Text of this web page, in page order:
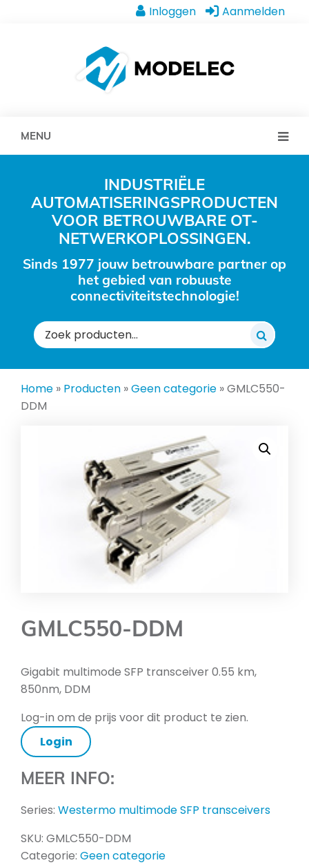
Inloggen Aanmelden
MENU
INDUSTRIËLE
AUTOMATISERINGSPRODUCTEN
VOOR BETROUWBARE OT-
NETWERKOPLOSSINGEN.
Sinds 1977 jouw betrouwbare partner op
het gebied van robuuste
connectiviteitstechnologie!
Zoeken
naar:
Home » Producten »Geen categorie »GMLC550-
DDM
GMLC550-DDM
Gigabit multimode SFP transceiver 0.55 km,
850nm, DDM
Log-in om de prijs voor dit product te zien.
Login
MEER INFO:
Series: Westermo multimode SFP transceivers
SKU: GMLC550-DDM
Categorie: Geen categorie